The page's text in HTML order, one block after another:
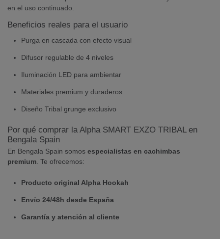
en el uso continuado.
Beneficios reales para el usuario
Purga en cascada con efecto visual
Difusor regulable de 4 niveles
Iluminación LED para ambientar
Materiales premium y duraderos
Diseño Tribal grunge exclusivo
Por qué comprar la Alpha SMART EXZO TRIBAL en
Bengala Spain
En Bengala Spain somos especialistas en cachimbas
premium . Te ofrecemos:
Producto original Alpha Hookah
Envío 24/48h desde España
Garantía y atención al cliente